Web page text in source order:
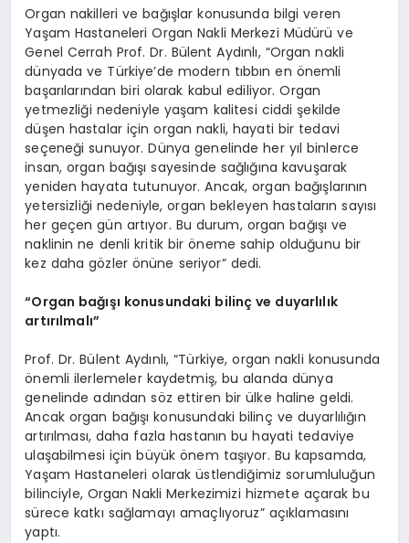
Organ nakilleri ve bağışlar konusunda bilgi veren
Yaşam Hastaneleri Organ Nakli Merkezi Müdürü ve
Genel Cerrah Prof. Dr. Bülent Aydınlı, “Organ nakli
dünyada ve Türkiye’de modern tıbbın en önemli
başarılarından biri olarak kabul ediliyor. Organ
yetmezliği nedeniyle yaşam kalitesi ciddi şekilde
düşen hastalar için organ nakli, hayati bir tedavi
seçeneği sunuyor. Dünya genelinde her yıl binlerce
insan, organ bağışı sayesinde sağlığına kavuşarak
yeniden hayata tutunuyor. Ancak, organ bağışlarının
yetersizliği nedeniyle, organ bekleyen hastaların sayısı
her geçen gün artıyor. Bu durum, organ bağışı ve
naklinin ne denli kritik bir öneme sahip olduğunu bir
kez daha gözler önüne seriyor” dedi.
“Organ bağışı konusundaki bilinç ve duyarlılık
artırılmalı”
Prof. Dr. Bülent Aydınlı, “Türkiye, organ nakli konusunda
önemli ilerlemeler kaydetmiş, bu alanda dünya
genelinde adından söz ettiren bir ülke haline geldi.
Ancak organ bağışı konusundaki bilinç ve duyarlılığın
artırılması, daha fazla hastanın bu hayati tedaviye
ulaşabilmesi için büyük önem taşıyor. Bu kapsamda,
Yaşam Hastaneleri olarak üstlendiğimiz sorumluluğun
bilinciyle, Organ Nakli Merkezimizi hizmete açarak bu
sürece katkı sağlamayı amaçlıyoruz” açıklamasını
yaptı.